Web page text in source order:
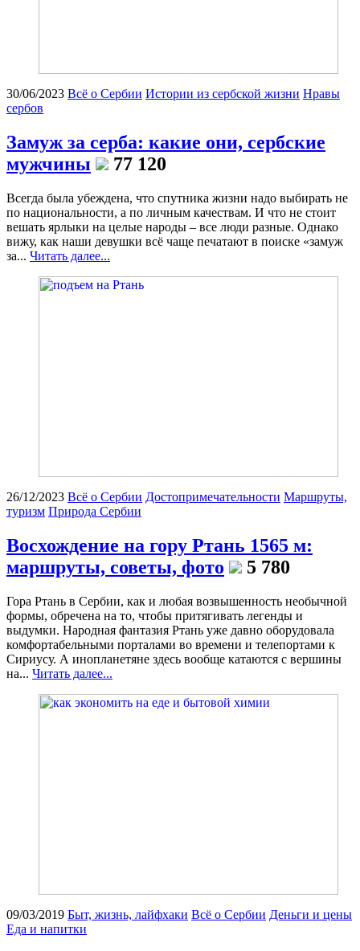
30/06/2023 Всё о Сербии Истории из сербской жизни Нравы
сербов
Замуж за серба: какие они, сербские
мужчины
77 120
Всегда была убеждена, что спутника жизни надо выбирать не
по национальности, а по личным качествам. И что не стоит
вешать ярлыки на целые народы – все люди разные. Однако
вижу, как наши девушки всё чаще печатают в поиске «замуж
за... Читать далее...
26/12/2023 Всё о Сербии Достопримечательности Маршруты,
туризм Природа Сербии
Восхождение на гору Ртань 1565 м:
маршруты, советы, фото
5 780
Гора Ртань в Сербии, как и любая возвышенность необычной
формы, обречена на то, чтобы притягивать легенды и
выдумки. Народная фантазия Ртань уже давно оборудовала
комфортабельными порталами во времени и телепортами к
Сириусу. А инопланетяне здесь вообще катаются с вершины
на... Читать далее...
09/03/2019 Быт, жизнь, лайфхаки Всё о Сербии Деньги и цены
Еда и напитки